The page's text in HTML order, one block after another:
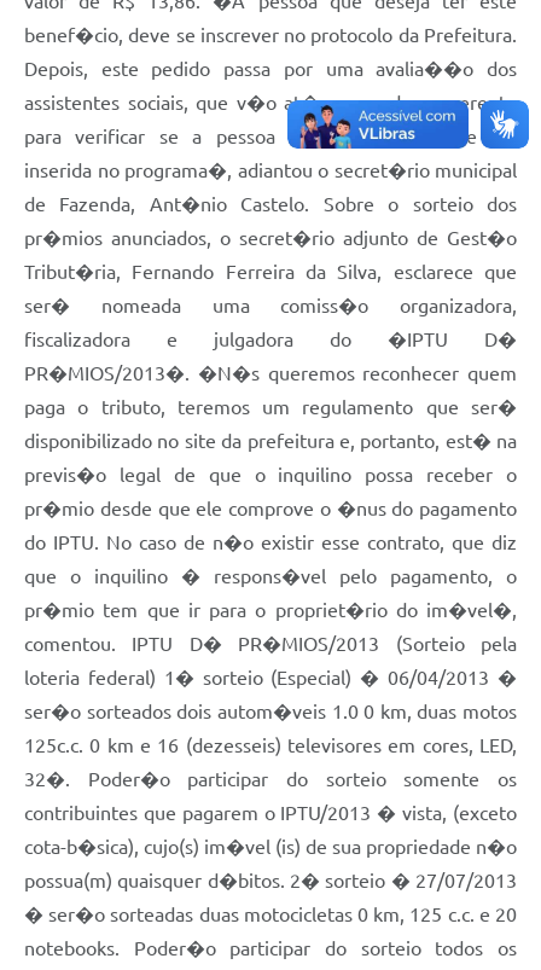
benef�cio, deve se inscrever no protocolo da Prefeitura.
Depois, este pedido passa por uma avalia��o dos
assistentes sociais, que v�o at� a casa do requerente
para verificar se a pessoa tem condi��es de ser
inserida no programa�, adiantou o secret�rio municipal
de Fazenda, Ant�nio Castelo. Sobre o sorteio dos
pr�mios anunciados, o secret�rio adjunto de Gest�o
Tribut�ria, Fernando Ferreira da Silva, esclarece que
ser� nomeada uma comiss�o organizadora,
fiscalizadora e julgadora do �IPTU D�
PR�MIOS/2013�. �N�s queremos reconhecer quem
paga o tributo, teremos um regulamento que ser�
disponibilizado no site da prefeitura e, portanto, est� na
previs�o legal de que o inquilino possa receber o
pr�mio desde que ele comprove o �nus do pagamento
do IPTU. No caso de n�o existir esse contrato, que diz
que o inquilino � respons�vel pelo pagamento, o
pr�mio tem que ir para o propriet�rio do im�vel�,
comentou. IPTU D� PR�MIOS/2013 (Sorteio pela
loteria federal) 1� sorteio (Especial) � 06/04/2013 �
ser�o sorteados dois autom�veis 1.0 0 km, duas motos
125c.c. 0 km e 16 (dezesseis) televisores em cores, LED,
32�. Poder�o participar do sorteio somente os
contribuintes que pagarem o IPTU/2013 � vista, (exceto
cota-b�sica), cujo(s) im�vel (is) de sua propriedade n�o
possua(m) quaisquer d�bitos. 2� sorteio � 27/07/2013
� ser�o sorteadas duas motocicletas 0 km, 125 c.c. e 20
notebooks. Poder�o participar do sorteio todos os